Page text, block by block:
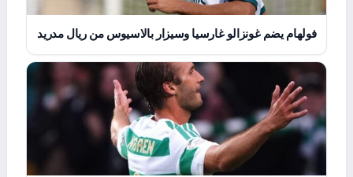
فولهام يضم غونزالو غارسيا وسيزار بالاسيوس من ريال مدريد